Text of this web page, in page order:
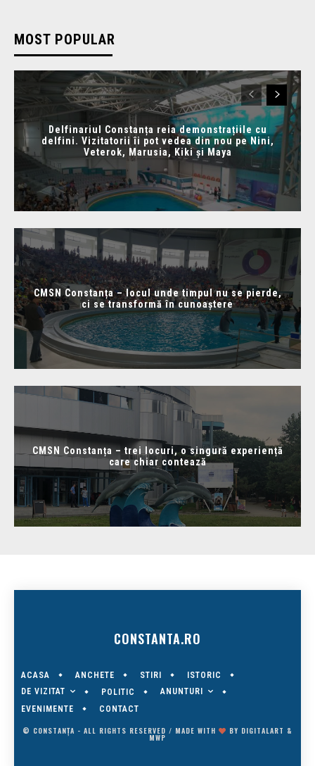
MOST POPULAR
Delfinariul Constanța reia demonstrațiile cu
delfini. Vizitatorii îi pot vedea din nou pe Nini,
Veterok, Marusia, Kiki și Maya
CMSN Constanța – locul unde timpul nu se pierde,
ci se transformă în cunoaștere
CMSN Constanța – trei locuri, o singură experiență
care chiar contează
CONSTANTA.RO
ACASA ANCHETE STIRI
ISTORIC
DE VIZITAT
POLITIC
ANUNTURI
EVENIMENTE
CONTACT
© CONSTANȚA - ALL RIGHTS RESERVED / MADE WITH BY DIGITALART &
MWP